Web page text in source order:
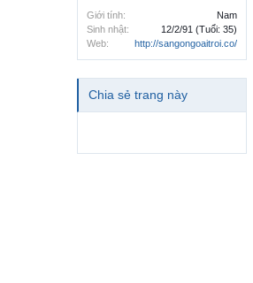
Giới tính:
Nam
Sinh nhật:
12/2/91 (Tuổi: 35)
Web:
http://sangongoaitroi.co/
Chia sẻ trang này